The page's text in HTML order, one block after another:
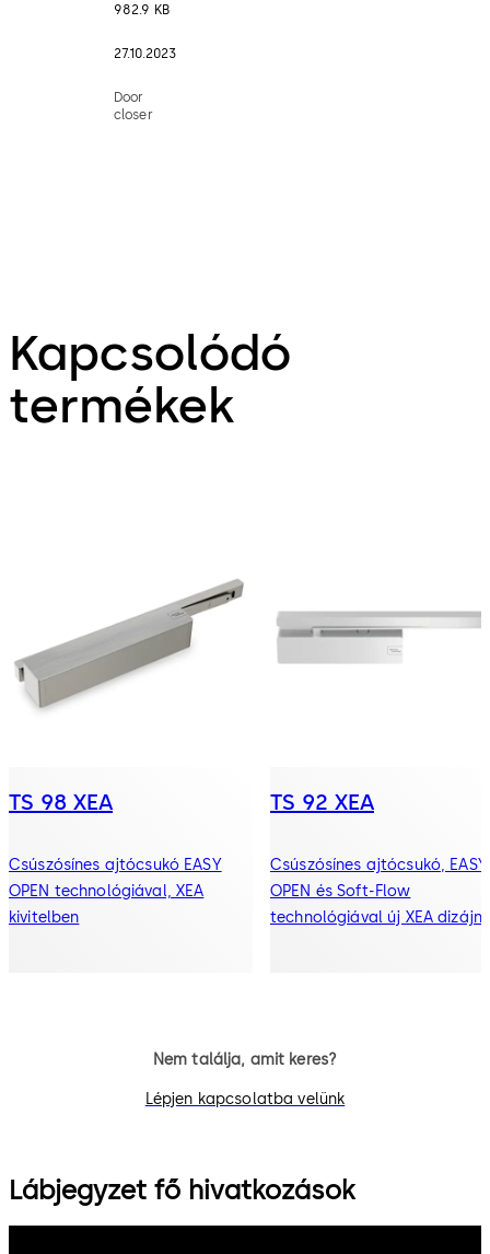
982.9 KB
27.10.2023
Door
closer
Kapcsolódó
termékek
TS 98 XEA
Csúszósínes ajtócsukó EASY
OPEN technológiával, XEA
kivitelben
TS 92 XEA
Csúszósínes ajtócsukó, EASY
OPEN és Soft-Flow
technológiával új XEA
Nem találja, amit keres?
Lépjen kapcsolatba velünk
Lábjegyzet fő hivatkozások